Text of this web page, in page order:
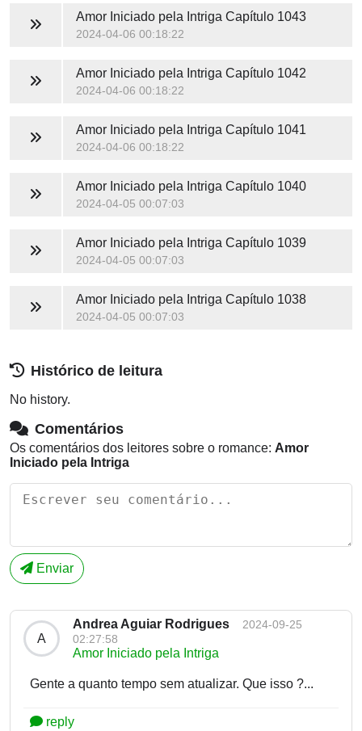
Amor Iniciado pela Intriga Capítulo 1043
2024-04-06 00:18:22
Amor Iniciado pela Intriga Capítulo 1042
2024-04-06 00:18:22
Amor Iniciado pela Intriga Capítulo 1041
2024-04-06 00:18:22
Amor Iniciado pela Intriga Capítulo 1040
2024-04-05 00:07:03
Amor Iniciado pela Intriga Capítulo 1039
2024-04-05 00:07:03
Amor Iniciado pela Intriga Capítulo 1038
2024-04-05 00:07:03
Histórico de leitura
No history.
Comentários
Os comentários dos leitores sobre o romance: Amor
Iniciado pela Intriga
Enviar
A
Andrea Aguiar Rodrigues
2024-09-25
02:27:58
Amor Iniciado pela Intriga
Gente a quanto tempo sem atualizar. Que isso ?...
reply